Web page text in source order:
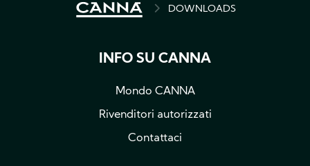
BREADCRUMBDOWNLOADS
INFO SU CANNA
Mondo CANNA
Rivenditori autorizzati
Contattaci